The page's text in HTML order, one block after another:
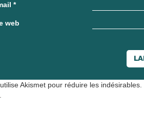
*
web
Akismet pour réduire les indésirables.